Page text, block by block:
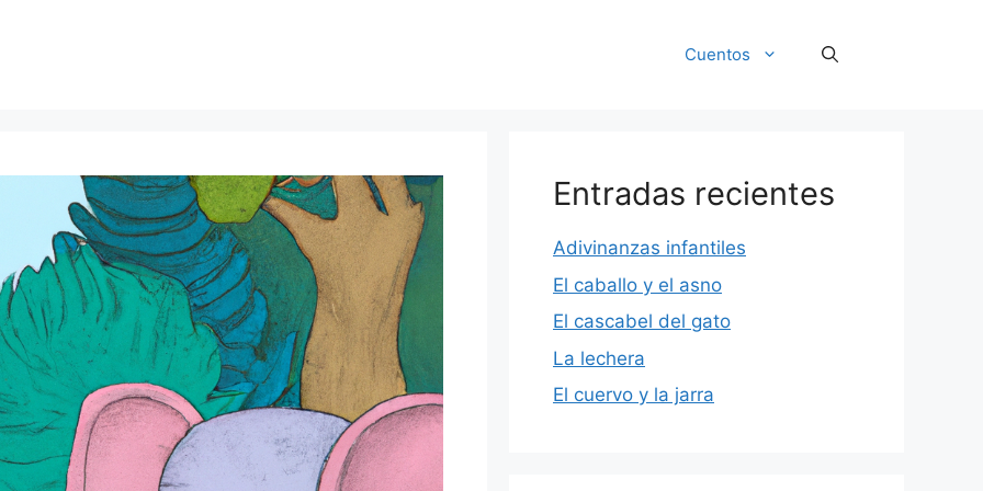
Cuentos
Entradas recientes
Adivinanzas infantiles
El caballo y el asno
El cascabel del gato
La lechera
El cuervo y la jarra